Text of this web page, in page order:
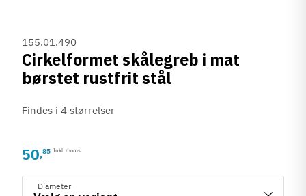
155.01.490
Cirkelformet skålegreb i mat
børstet rustfrit stål
Findes i 4 størrelser
50,85 Inkl. moms
Diameter